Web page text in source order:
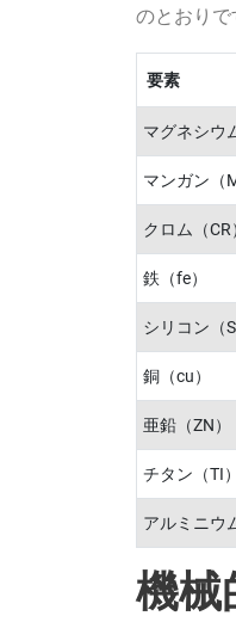
のとおりで
要素
マグネシウ
マンガン（
クロム（CR
鉄（fe）
シリコン（SI
銅（cu）
亜鉛（ZN）
チタン（TI）
アルミニウ
機械